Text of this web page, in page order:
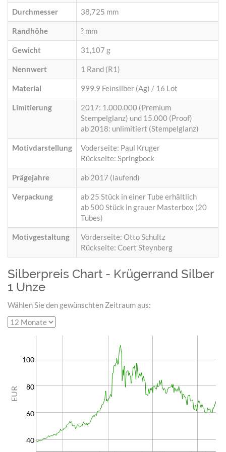
Durchmesser 38,725 mm
Randhöhe ? mm
Gewicht 31,107 g
Nennwert 1 Rand (R1)
Material 999.9 Feinsilber (Ag) / 16 Lot
Limitierung
2017: 1.000.000 (Premium
Stempelglanz) und 15.000 (Proof)
ab 2018: unlimitiert (Stempelglanz)
Motivdarstellung
Voderseite: Paul Kruger
Rückseite: Springbock
Prägejahre ab 2017 (laufend)
Verpackung
ab 25 Stück in einer Tube erhältlich
ab 500 Stück in grauer Masterbox (20
Tubes)
Motivgestaltung
Vorderseite: Otto Schultz
Rückseite: Coert Steynberg
Silberpreis Chart - Krügerrand Silber
1 Unze
Wählen Sie den gewünschten Zeitraum aus:
40
60
80
100
EUR